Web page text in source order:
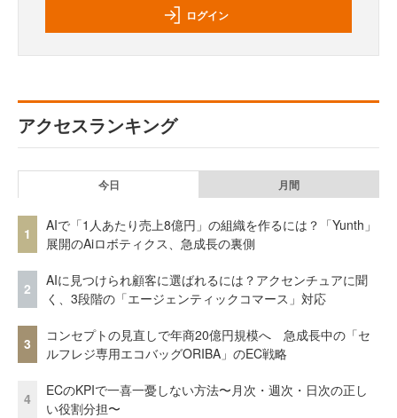
ログイン
アクセスランキング
今日 月間
1
AIで「1人あたり売上8億円」の組織を作るには？「Yunth」
展開のAiロボティクス、急成長の裏側
2
AIに見つけられ顧客に選ばれるには？アクセンチュアに聞
く、3段階の「エージェンティックコマース」対応
3
コンセプトの見直しで年商20億円規模へ 急成長中の「セ
ルフレジ専用エコバッグORIBA」のEC戦略
4
ECのKPIで一喜一憂しない方法〜月次・週次・日次の正し
い役割分担〜